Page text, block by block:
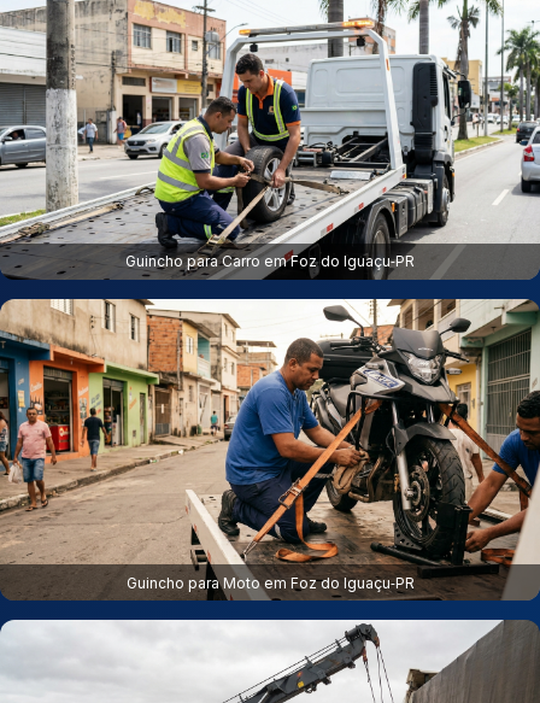
Guincho para Carro em Foz do Iguaçu‑PR
Guincho para Moto em Foz do Iguaçu‑PR